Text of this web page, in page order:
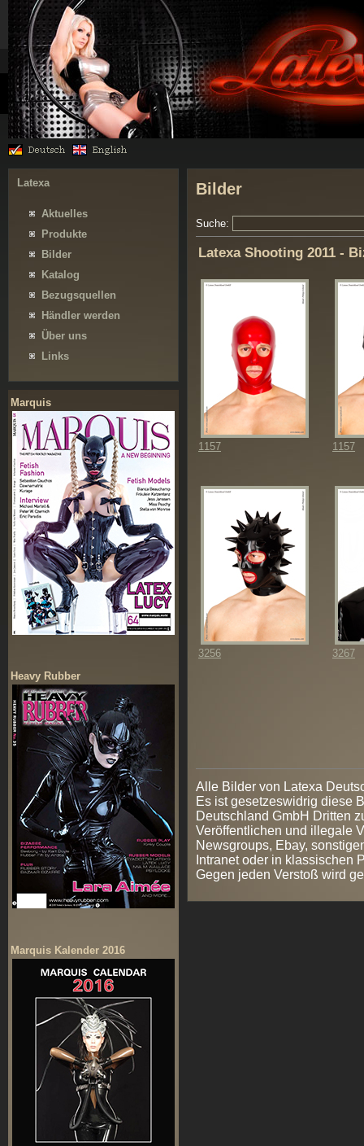
Latexa
Aktuelles
Produkte
Bilder
Katalog
Bezugsquellen
Händler werden
Über uns
Links
Marquis
Heavy Rubber
Marquis Kalender 2016
Bilder
Suche:
Latexa Shooting 2011 -
1157 1157
3256 3267
Alle Bilder von Latexa
Es ist gesetzeswidrig diese
Deutschland GmbH Dritten
Veröffentlichen und illegale
Newsgroups, Ebay,
Intranet oder in klassischen
Gegen jeden Verstoß wird